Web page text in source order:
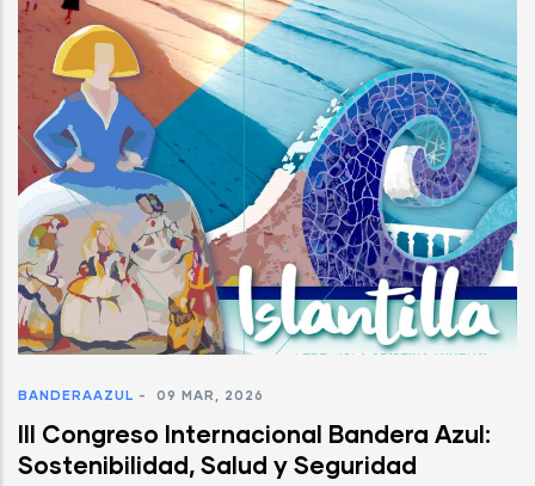
BANDERAAZUL - 09 MAR, 2026
III Congreso Internacional Bandera Azul:
Sostenibilidad, Salud y Seguridad